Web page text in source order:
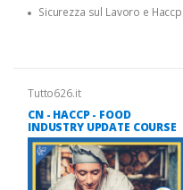
Sicurezza sul Lavoro e Haccp
Tutto626.it
CN - HACCP - FOOD
INDUSTRY UPDATE COURSE